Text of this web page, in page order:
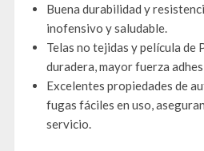
Buena durabilidad y
inofensivo y saludable.
Telas no tejidas y película de
duradera, mayor fuerza
Excelentes propiedades de
fugas fáciles en uso,
servicio.